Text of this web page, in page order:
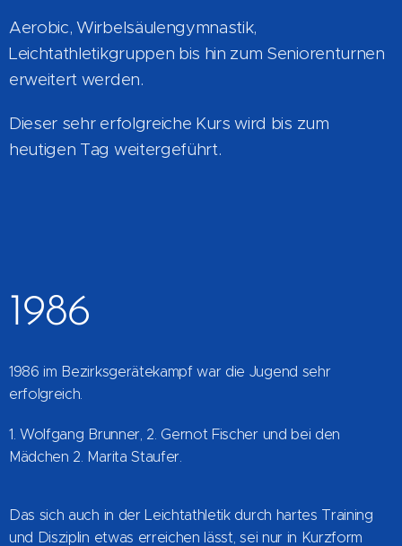
Aerobic, Wirbelsäulengymnastik,
Leichtathletikgruppen bis hin zum Seniorenturnen
erweitert werden.
Dieser sehr erfolgreiche Kurs wird bis zum
heutigen Tag weitergeführt.
1986
1986 im Bezirksgerätekampf war die Jugend sehr
erfolgreich.
1. Wolfgang Brunner, 2. Gernot Fischer und bei den
Mädchen 2. Marita Staufer.
Das sich auch in der Leichtathletik durch hartes Training
und Disziplin etwas erreichen lässt, sei nur in Kurzform